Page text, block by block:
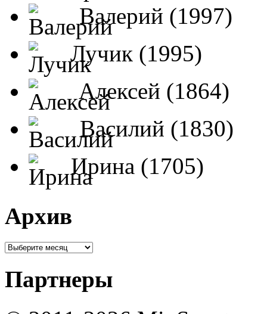
Валерий (1997)
Лучик (1995)
Алексей (1864)
Василий (1830)
Ирина (1705)
Архив
Партнеры